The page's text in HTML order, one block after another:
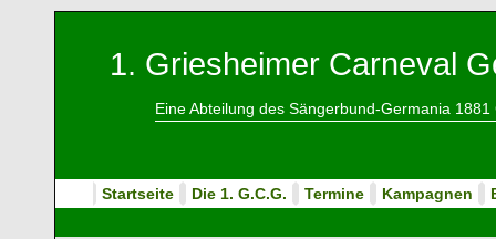
1. Griesheimer Carneval
Eine Abteilung des Sängerbund-Germania 1881
Startseite Die 1. G.C.G. Termine Kampagnen